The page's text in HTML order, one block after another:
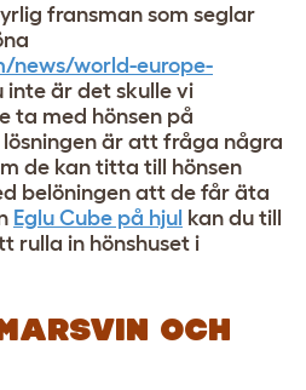
fransman som seglar
news/world-europe-
inte är det skulle vi
ta med hönsen på
är att fråga några
de kan titta till hönsen
belöningen att de får äta
Eglu Cube på hjul kan du till
rulla in hönshuset i
OCH